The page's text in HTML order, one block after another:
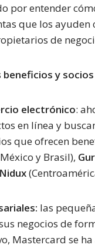
por entender
que los
de
y
electrónico:
en línea y
que ofrecen
y Brasil),
Nidux
las
negocios de
Mastercard se